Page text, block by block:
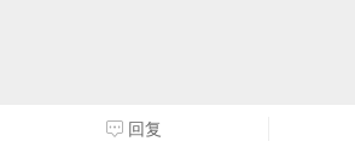
回复